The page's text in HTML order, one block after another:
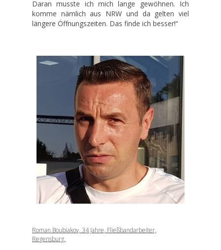
Daran musste ich mich lange gewöhnen. Ich
komme nämlich aus NRW und da gelten viel
längere Öffnungszeiten. Das finde ich besser!“
Roman Boubiakov, 34 Jahre, Fließbandarbeiter,
Regensburg.